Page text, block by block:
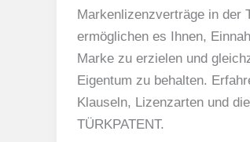
Markenlizenzverträge in der
ermöglichen es Ihnen,
Marke zu erzielen und
Eigentum zu behalten.
Klauseln, Lizenzarten und
TÜRKPATENT.